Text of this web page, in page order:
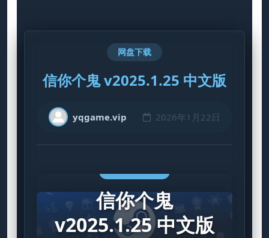
网盘下载
信你个鬼 v2025.1.25 中文版
yqgame.vip 2026年1月22日
信你个鬼
v2025.1.25 中文版